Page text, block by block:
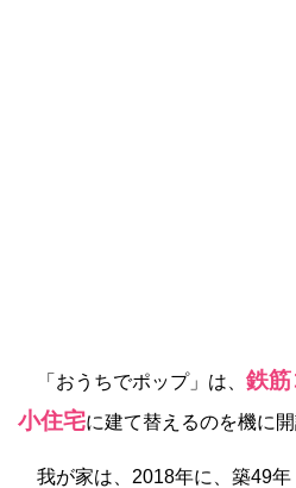
「おうちでポップ」は、 鉄筋
小住宅に建て替えるのを機に
我が家は、2018年に、築49年